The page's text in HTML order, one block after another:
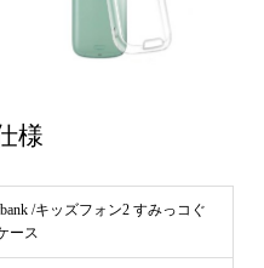
様
/キッズフォン2 すみっコぐ
ース